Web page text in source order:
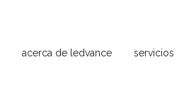
acerca de ledvance servicios